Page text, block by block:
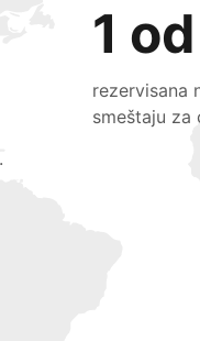
1
rezervisana
smeštaju za